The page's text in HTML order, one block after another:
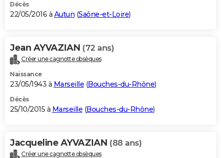
Décès
22/05/2016 à Autun (Saône-et-Loire)
Jean AYVAZIAN (72 ans)
Créer une cagnotte obsèques
Naissance
23/05/1943 à Marseille (Bouches-du-Rhône)
Décès
25/10/2015 à Marseille (Bouches-du-Rhône)
Jacqueline AYVAZIAN (88 ans)
Créer une cagnotte obsèques